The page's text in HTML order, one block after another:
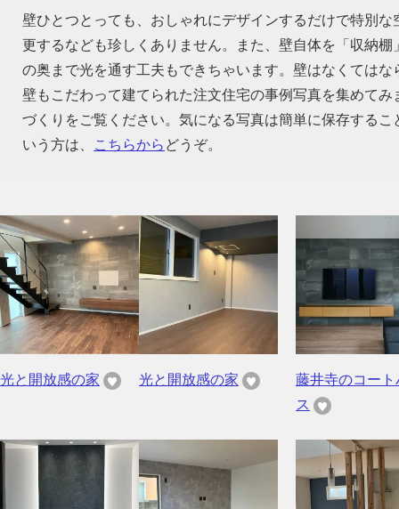
壁ひとつとっても、おしゃれにデザインするだけで特別
更するなども珍しくありません。また、壁自体を「収納
の奥まで光を通す工夫もできちゃいます。壁はなくては
壁もこだわって建てられた注文住宅の事例写真を集めて
づくりをご覧ください。気になる写真は簡単に保存する
いう方は、
こちらから どうぞ。
光と開放感の家 光と開放感の家
藤井寺のコート
ス